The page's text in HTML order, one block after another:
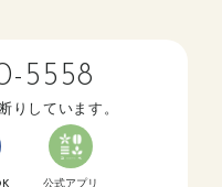
5558
りしています。
公式アプリ